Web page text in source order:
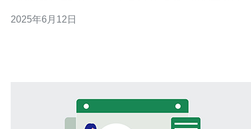
由的网络体验。 流量限制是很多VPS用户的烦恼，一旦超
2025年6月12日